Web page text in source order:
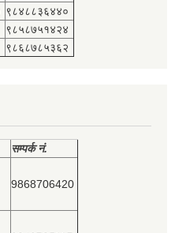
९८४८८३६४४०
९८५८७५१४२४
९८६८७८५३६२
सम्‍पर्क नं.
9868706420